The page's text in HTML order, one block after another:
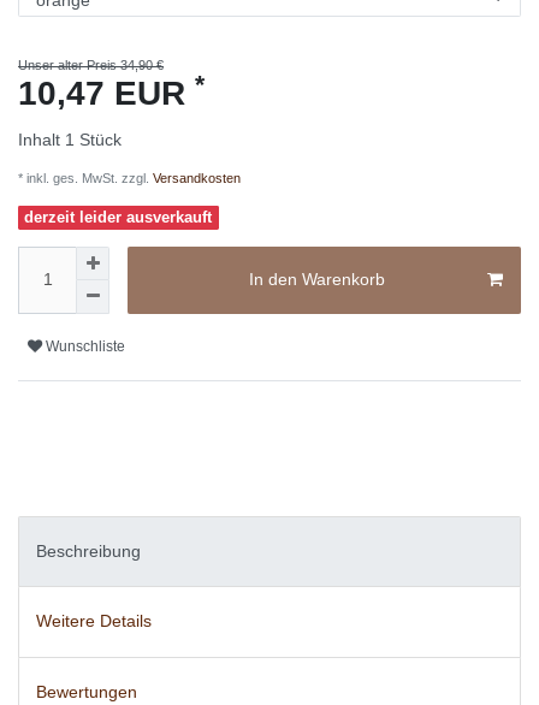
Unser alter Preis 34,90 €
10,47 EUR *
Inhalt 1 Stück
* inkl. ges. MwSt. zzgl. Versandkosten
derzeit leider ausverkauft
In den Warenkorb
Wunschliste
Beschreibung
Weitere Details
Bewertungen